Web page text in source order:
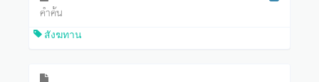
คำค้น
สังฆทาน